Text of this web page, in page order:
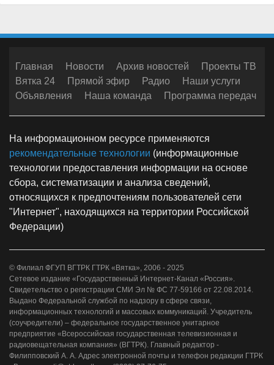
Главная Новости Архив новостей
Проекты ТВ
Вятка 24
Прямой эфир Радио
Наши услуги
Объявления
Наша команда Программа передач
На информационном ресурсе применяются
рекомендательные технологии (информационные
технологии предоставления информации на основе
сбора, систематизации и анализа сведений,
относящихся к предпочтениям пользователей сети
"Интернет", находящихся на территории Российской
Федерации)
© Филиал ФГУП ВГТРК ГТРК «Вятка», 2006 - 2025
Сетевое издание «Государственный Интернет-Канал «Россия».
Свидетельство о регистрации СМИ Эл № ФС 77-59166 от 22.08.2014.
Выдано Федеральной службой по надзору в сфере связи,
информационных технологий и массовых коммуникаций. Учредитель
(соучредители) – федеральное государственное унитарное
предприятие «Всероссийская государственная телевизионная и
радиовещательная компания» (ВГТРК). Главный редактор -
Филипповский А. А. Адрес электронной почты и телефон редакции ГТРК